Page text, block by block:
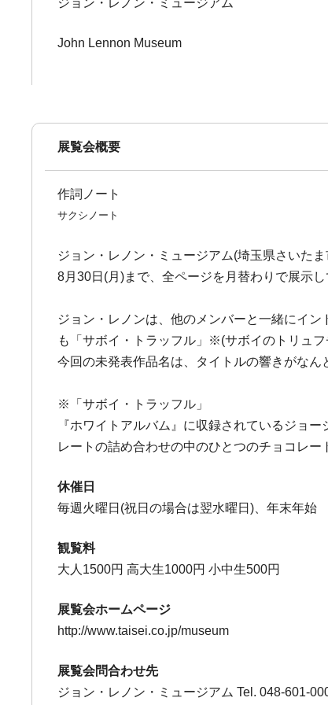
ジョン・レノン・ミュージアム
John Lennon Museum
展覧会概要
作詞ノート
サクシノート
ジョン・レノン・ミュージアム(埼玉県さいた
8月30日(月)まで、全ページを月替わりで展示
ジョン・レノンは、他のメンバーと一緒にイ
も「サボイ・トラッフル」※(サボイのトリュフ
今回の未発表作品名は、タイトルの響きがな
※「サボイ・トラッフル」
『ホワイトアルバム』に収録されているジョ
レートの詰め合わせの中のひとつのチョコレ
休催日
毎週火曜日(祝日の場合は翌水曜日)、年末年始
観覧料
大人1500円 高大生1000円 小中生500円
展覧会ホームページ
http://www.taisei.co.jp/museum
展覧会問合わせ先
ジョン・レノン・ミュージアム Tel. 048-601-